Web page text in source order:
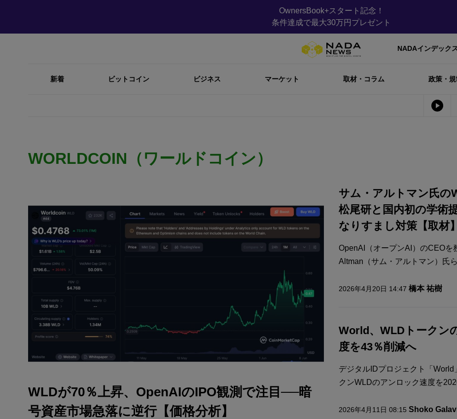
OwnersBook+スタート記念！
条件達成で最大30万円プレゼント
NADAインデック
新着 ビットコイン ビジネス マーケット 取材・コラム 政策・規
WORLDCOIN（ワールドコイン）
WLDが70％上昇、OpenAIのIPO観測で注目──暗
号資産市場急落に逆行【価格分析】
サム・アルトマン氏の
松尾研と国内初の学術
なりすまし対策【取材】
OpenAI（オープンAI）のCEOを
Altman（サム・アルトマン）氏
2026年4月20日 14:47 橋本 祐樹
World、WLDトークン
度を43％削減へ
デジタルIDプロジェクト「
クンWLDのアンロック速度を
2026年4月11日 08:15 Shoko